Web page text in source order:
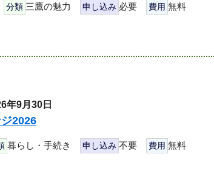
分類 三鷹の魅力 申し込み 必要 費用 無料
年9月30日
2026
暮らし・手続き 申し込み 不要 費用 無料